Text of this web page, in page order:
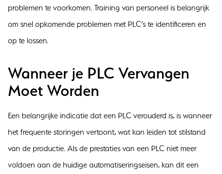
problemen te voorkomen. Training van personeel is belangrijk
om snel opkomende problemen met PLC’s te identificeren en
op te lossen.
Wanneer je PLC Vervangen
Moet Worden
Een belangrijke indicatie dat een PLC verouderd is, is wanneer
het frequente storingen vertoont, wat kan leiden tot stilstand
van de productie. Als de prestaties van een PLC niet meer
voldoen aan de huidige automatiseringseisen, kan dit een